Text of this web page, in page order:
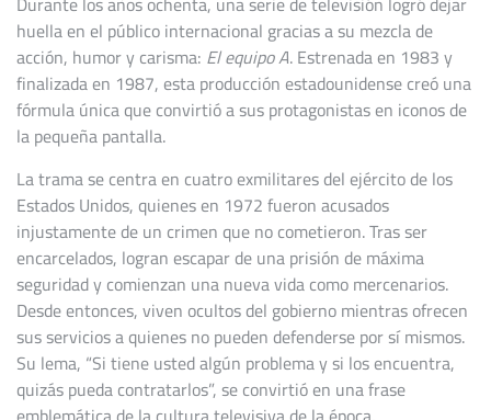
huella en el público internacional gracias a su mezcla de
acción, humor y carisma: El equipo A. Estrenada en 1983 y
finalizada en 1987, esta producción estadounidense creó una
fórmula única que convirtió a sus protagonistas en iconos de
la pequeña pantalla.
La trama se centra en cuatro exmilitares del ejército de los
Estados Unidos, quienes en 1972 fueron acusados
injustamente de un crimen que no cometieron. Tras ser
encarcelados, logran escapar de una prisión de máxima
seguridad y comienzan una nueva vida como mercenarios.
Desde entonces, viven ocultos del gobierno mientras ofrecen
sus servicios a quienes no pueden defenderse por sí mismos.
Su lema, “Si tiene usted algún problema y si los encuentra,
quizás pueda contratarlos”, se convirtió en una frase